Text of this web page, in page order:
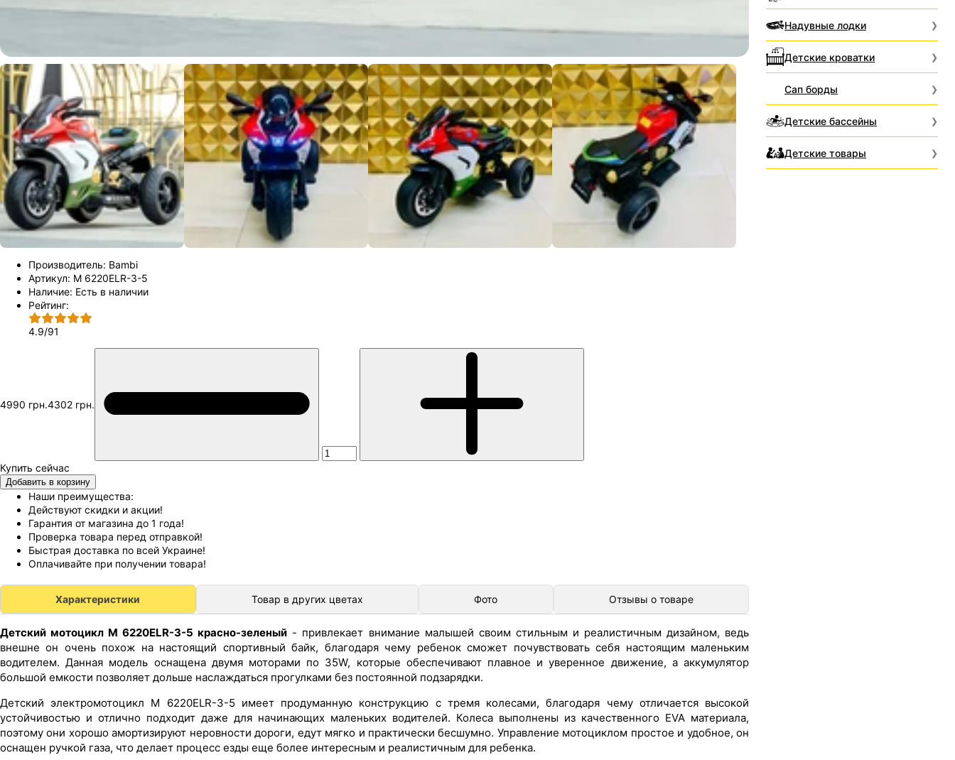
Производитель: Bambi
Артикул: M 6220ELR-3-5
Наличие: Есть в наличии
Рейтинг:
4.9/91
4990 грн.4302 грн.
Добавить в корзину
Наши преимущества:
Действуют скидки и акции!
Гарантия от магазина до 1 года!
Проверка товара перед отправкой!
Быстрая доставка по всей Украине!
Оплачивайте при получении товара!
Характеристики Товар в других цветах Фото Отзывы о товаре
Детский мотоцикл M 6220ELR-3-5 красно-зеленый - привлекает внимание малышей своим стильным и реалистичным дизайном, ведь
внешне он очень похож на настоящий спортивный байк, благодаря чему ребенок сможет почувствовать себя настоящим маленьким
водителем. Данная модель оснащена двумя моторами по 35W, которые обеспечивают плавное и уверенное движение, а аккумулятор
большой емкости позволяет дольше наслаждаться прогулками без постоянной подзарядки.
Детский электромотоцикл M 6220ELR-3-5 имеет продуманную конструкцию с тремя колесами, благодаря чему отличается высокой
устойчивостью и отлично подходит даже для начинающих маленьких водителей. Колеса выполнены из качественного EVA материала,
поэтому они хорошо амортизируют неровности дороги, едут мягко и практически бесшумно. Управление мотоциклом простое и удобное, он
оснащен ручкой газа, что делает процесс езды еще более интересным и реалистичным для ребенка.
Надувные лодки
Детские кроватки
Сап борды
Детские бассейны
Детские товары